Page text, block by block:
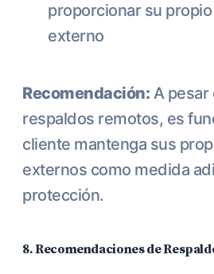
proporcionar su
externo
Recomendación: A pesar
respaldos remotos, es
cliente mantenga sus
externos como medida
protección.
8. Recomendaciones de